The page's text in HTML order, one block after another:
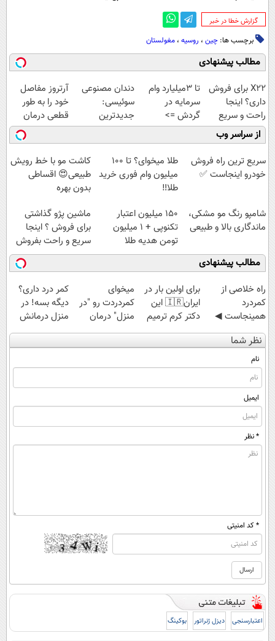
‌گزارش خطا در خبر
برچسب ها: چین ، روسیه ، مغولستان
مطالب پیشنهادی
X22 برای فروش
داری؟ اینجا
راحت و سریع
بفروشش
تا 3میلیارد وام
سرمایه در
گردش =>
فروشگاهت رو
ثبت کن
دندان مصنوعی
سوئیسی:
جدیدترین
فناوری اروپا،
سبک و مقاوم |
پرداخت قسطی
آرتروز مفاصل
خود را به طور
قطعی درمان
کنید!
◗پرسش‌نامه◖
از سراسر وب
سریع ترین راه فروش
خودرو اینجاست ✅
طلا میخوای؟ تا 100
میلیون وام فوری خرید
طلا‼️
کاشت مو با خط رویش
طبیعی😍 اقساطی
بدون بهره
شامپو رنگ مو مشکی،
ماندگاری بالا و طبیعی
150 میلیون اعتبار
تکنوپی + 1 میلیون
تومن هدیه طلا
ماشین پژو گذاشتی
برای فروش ؟ اینجا
سریع و راحت بفروش
مطالب پیشنهادی
‌راه خلاصی از
کمردرد
همینجاست ◀
فقط کافیه فرم
رو پر کنی!
برای اولین بار در
ایران🇮🇷 این
دکتر کرم ترمیم
کننده 23 روزه
ساخت!
میخوای
کمردردت رو "در
منزل" درمان
کنی؟ (◂فیلم +
◂پرسش‌نامه)
کمر درد داری؟
دیگه بسه! در
منزل درمانش
کن
(◀پرسش‌نامه)
نظر شما
نام
ایمیل
* نظر
* کد امنیتی
اعتبارسنجی دیزل ژنراتور بوکینگ